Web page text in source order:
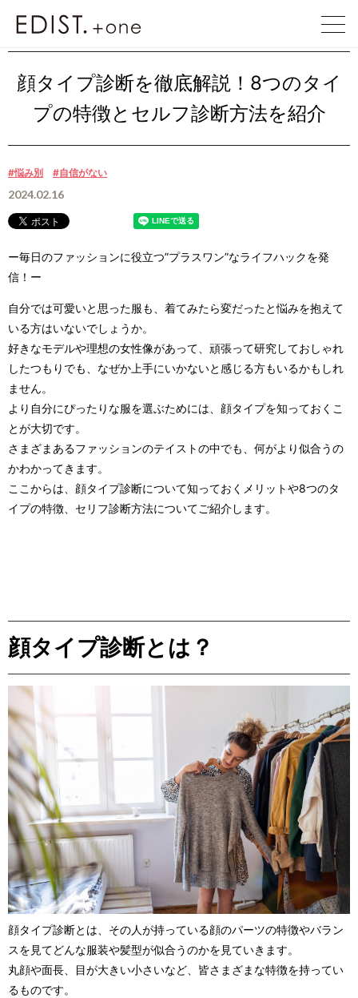
EDIST. +one 顔タイプ診断を徹底解説！8つの……
顔タイプ診断を徹底解説！8つのタイ
プの特徴とセルフ診断方法を紹介
#悩み別 #自信がない
2024.02.16
ー毎日のファッションに役立つ”プラスワン”なライフハックを発
信！ー
自分では可愛いと思った服も、着てみたら変だったと悩みを抱えて
いる方はいないでしょうか。
好きなモデルや理想の女性像があって、頑張って研究しておしゃれ
したつもりでも、なぜか上手にいかないと感じる方もいるかもしれ
ません。
より自分にぴったりな服を選ぶためには、顔タイプを知っておくこ
とが大切です。
さまざまあるファッションのテイストの中でも、何がより似合うの
かわかってきます。
ここからは、顔タイプ診断について知っておくメリットや8つのタ
イプの特徴、セリフ診断方法についてご紹介します。
顔タイプ診断とは？
顔タイプ診断とは、その人が持っている顔のパーツの特徴やバラン
スを見てどんな服装や髪型が似合うのかを見ていきます。
丸顔や面長、目が大きい小さいなど、皆さまざまな特徴を持ってい
るものです。